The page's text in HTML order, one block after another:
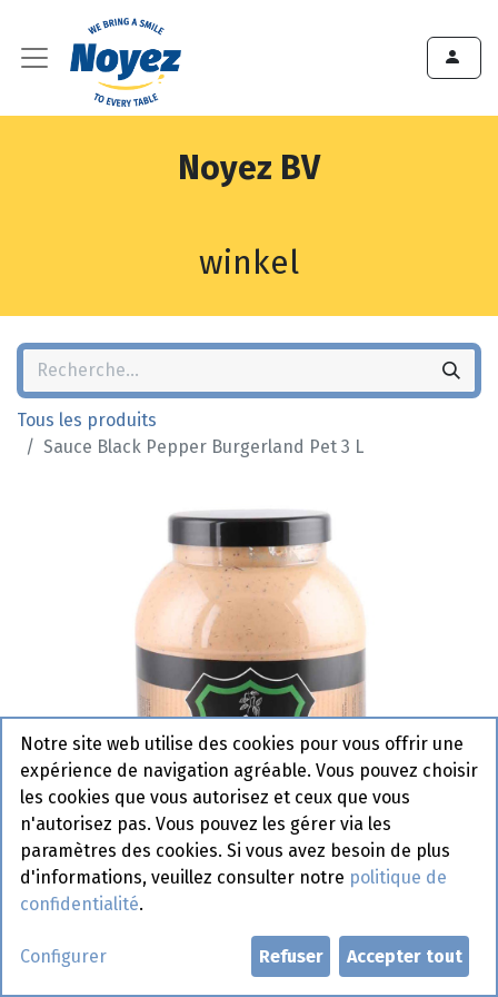
Noyez BV
winkel
Tous les produits
Sauce Black Pepper Burgerland Pet 3 L
Sauce Black Pepper Burgerland
Notre site web utilise des cookies pour vous offrir une
expérience de navigation agréable. Vous pouvez choisir
les cookies que vous autorisez et ceux que vous
n'autorisez pas. Vous pouvez les gérer via les
paramètres des cookies. Si vous avez besoin de plus
d'informations, veuillez consulter notre politique de
confidentialité.
Configurer Refuser Accepter tout